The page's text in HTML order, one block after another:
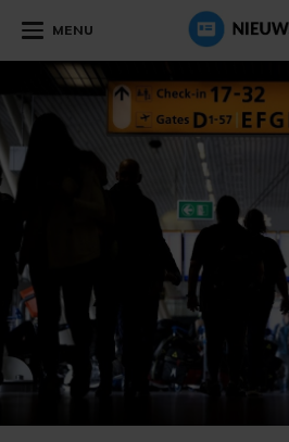
MENU